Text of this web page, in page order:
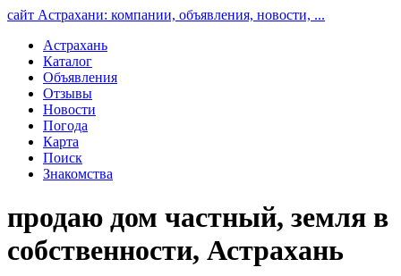
сайт Астрахани: компании, объявления, новости, ...
Астрахань
Каталог
Объявления
Отзывы
Новости
Погода
Карта
Поиск
Знакомства
продаю дом частный, земля в
собственности, Астрахань